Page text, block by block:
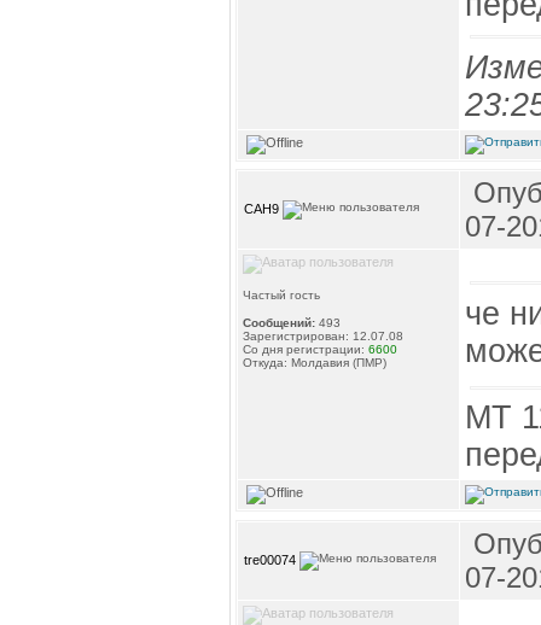
CAH9
07-
Частый гость
Сообщений: 493
Зарегистрирован: 12.07.08
Со дня регистрации: 6600
Откуда: Молдавия (ПМР)
че
МТ
tre00074
07-